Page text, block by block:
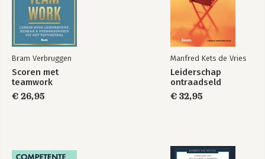
Bram Verbruggen
Scoren met
teamwork
€ 26,95
Manfred Kets de Vries
Leiderschap
ontraadseld
€ 32,95